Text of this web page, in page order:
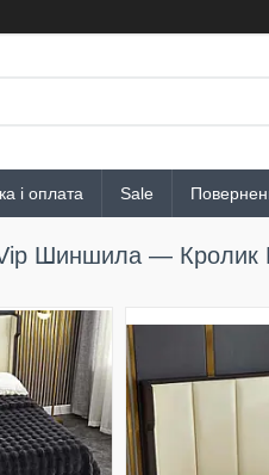
і оплата Sale
Шиншила — Кролик